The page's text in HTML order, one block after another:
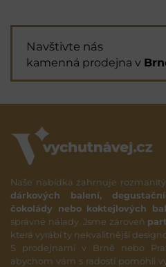
Navštivte nás
kamenná prodejna v
Naše nabídka zahrnuje
dárkových balení,
čokolády nebo koktejlových
správné nálady. Jsme zároveň
která vyrábí ty nekvalitnější
S prodejnami v Brně nebo
abychom vám s radostí pomohli